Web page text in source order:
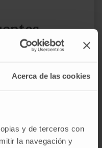
Acerca de las cookies
y de terceros con
la navegación y
que glucosa?
misma molécula
"Dextrosa" es un
por Kekulé en
, por su propiedad